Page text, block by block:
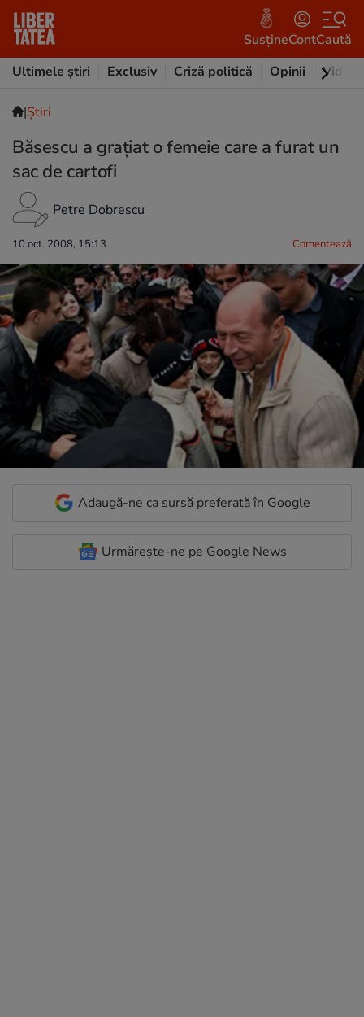
SusțineContCaută
Ultimele știri
Exclusiv Criză politică Opinii Video
|Ştiri
Băsescu a graţiat o femeie care a furat un
sac de cartofi
Petre Dobrescu
10 oct. 2008, 15:13 Comentează
Adaugă-ne ca sursă preferată în Google
Urmărește-ne pe Google News